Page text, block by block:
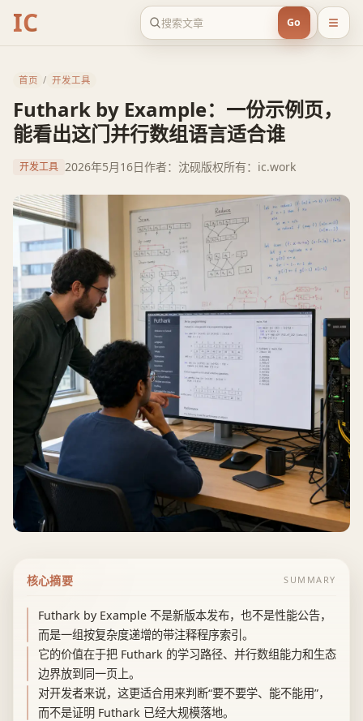
IC Go
首页 / 开发工具
Futhark by Example：一份示例页，
能看出这门并行数组语言适合谁
开发工具 2026年5月16日作者：沈砚版权所有：ic.work
核心摘要 SUMMARY
Futhark by Example 不是新版本发布，也不是性能公告，
而是一组按复杂度递增的带注释程序索引。
它的价值在于把 Futhark 的学习路径、并行数组能力和生态
边界放到同一页上。
对开发者来说，这更适合用来判断“要不要学、能不能用”，
而不是证明 Futhark 已经大规模落地。